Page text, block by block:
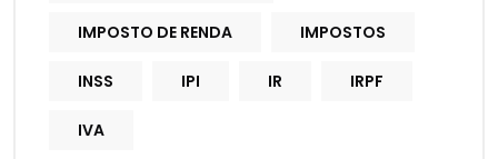
IMPOSTO DE RENDA IMPOSTOS
INSS IPI IR IRPF
IVA